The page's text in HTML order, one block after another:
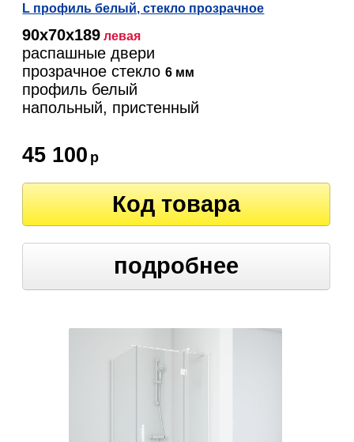
L профиль белый, стекло прозрачное
90х70х189 левая
распашные двери
прозрачное стекло6 мм
профиль белый
напольный, пристенный
45 100 р
Код товара
подробнее